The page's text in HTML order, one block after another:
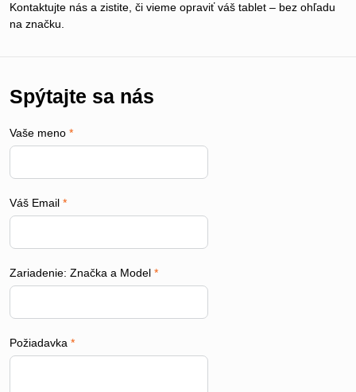
Kontaktujte nás a zistite, či vieme opraviť váš tablet – bez ohľadu
na značku.
Spýtajte sa nás
Vaše meno *
Váš Email *
Zariadenie: Značka a Model *
Požiadavka *